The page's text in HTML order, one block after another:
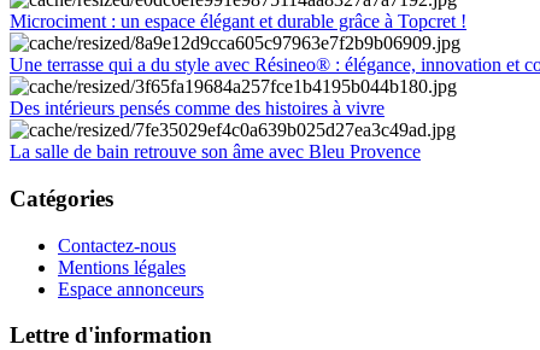
Microciment : un espace élégant et durable grâce à Topcret !
Une terrasse qui a du style avec Résineo® : élégance, innovation et
Des intérieurs pensés comme des histoires à vivre
La salle de bain retrouve son âme avec Bleu Provence
Catégories
Contactez-nous
Mentions légales
Espace annonceurs
Lettre d'information